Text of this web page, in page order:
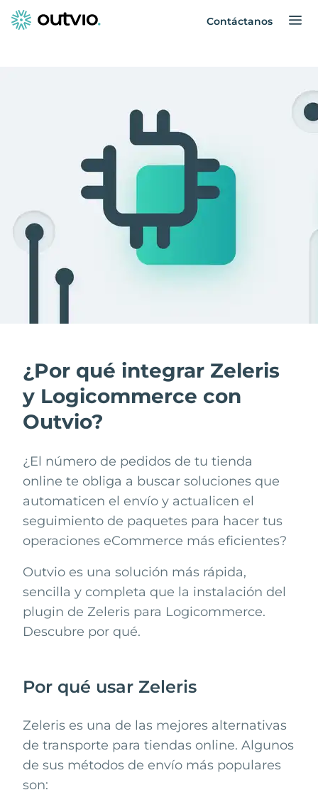
Contáctanos
¿Por qué integrar Zeleris
y Logicommerce con
Outvio?
¿El número de pedidos de tu tienda
online te obliga a buscar soluciones que
automaticen el envío y actualicen el
seguimiento de paquetes para hacer tus
operaciones eCommerce más eficientes?
Outvio es una solución más rápida,
sencilla y completa que la instalación del
plugin de Zeleris para Logicommerce.
Descubre por qué.
Por qué usar Zeleris
Zeleris es una de las mejores alternativas
de transporte para tiendas online. Algunos
de sus métodos de envío más populares
son: